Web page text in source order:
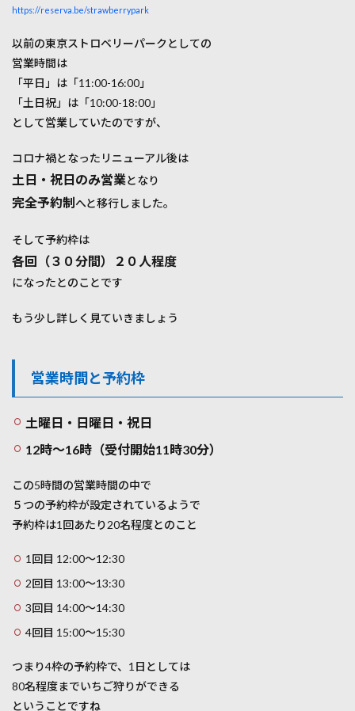
後の
まと
め
https://reserva.be/strawberrypark
以前の東京ストロベリーパークとしての
営業時間は
「平日」は「11:00-16:00」
「土日祝」は「10:00-18:00」
として営業していたのですが、
コロナ禍となったリニューアル後は
土日・祝日のみ営業となり
完全予約制へと移行しました。
そして予約枠は
各回（３０分間）２０人程度
になったとのことです
もう少し詳しく見ていきましょう
営業時間と予約枠
土曜日・日曜日・祝日
12時～16時（受付開始11時30分）
この5時間の営業時間の中で
５つの予約枠が設定されているようで
予約枠は1回あたり20名程度とのこと
1回目 12:00～12:30
2回目 13:00～13:30
3回目 14:00～14:30
4回目 15:00～15:30
つまり4枠の予約枠で、1日としては
80名程度までいちご狩りができる
ということですね